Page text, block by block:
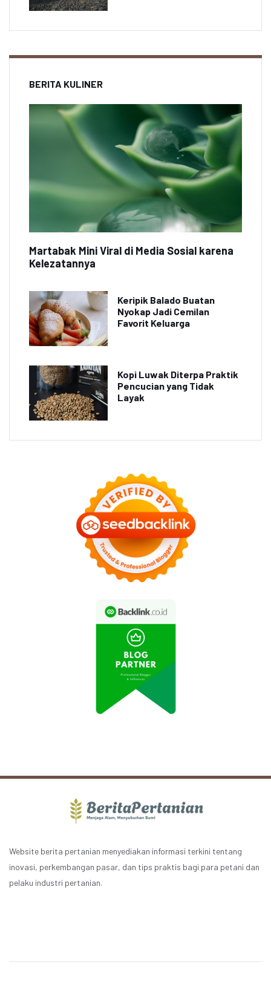
BERITA KULINER
Martabak Mini Viral di Media Sosial karena
Kelezatannya
Keripik Balado Buatan
Nyokap Jadi Cemilan
Favorit Keluarga
Kopi Luwak Diterpa Praktik
Pencucian yang Tidak
Layak
Website berita pertanian menyediakan informasi terkini tentang
inovasi, perkembangan pasar, dan tips praktis bagi para petani dan
pelaku industri pertanian.